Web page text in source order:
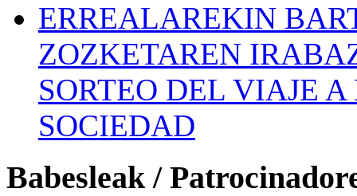
ERREALAREKIN
ZOZKETAREN
SORTEO DEL VIAJE
SOCIEDAD
Babesleak /